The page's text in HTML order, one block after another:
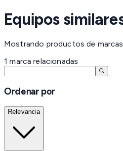
Equipos
Mostrando productos de
1 marca relacionadas
Ordenar por
Relevancia